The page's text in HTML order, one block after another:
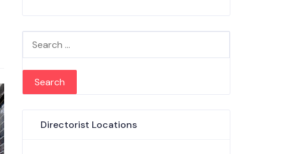
Search for:
Directorist Locations